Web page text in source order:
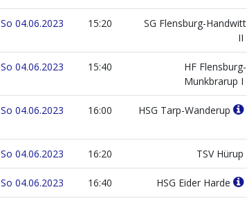
So 04.06.2023 15:20
SG Flensburg-Handwitt
II
So 04.06.2023 15:40
HF Flensburg-
Munkbrarup I
So 04.06.2023 16:00 HSG Tarp-Wanderup
So 04.06.2023 16:20 TSV Hürup
So 04.06.2023 16:40 HSG Eider Harde